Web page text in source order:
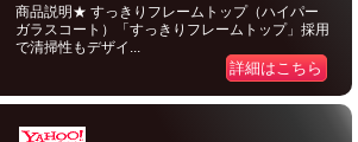
商品説明★ すっきりフレームトップ（ハイパー
ガラスコート）「すっきりフレームトップ」採用
で清掃性もデザイ...
詳細はこちら